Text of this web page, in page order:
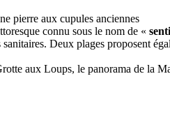
pierre aux cupules anciennes
connu sous le nom de «
Deux plages proposent
aux Loups, le panorama de la